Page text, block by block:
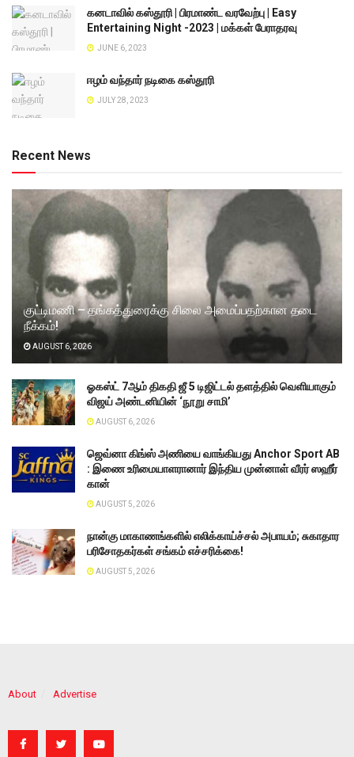
கனடாவில் கஸ்தூரி | பிரமாண்ட வரவேற்பு | Easy
Entertaining Night -2023 | மக்கள் பேராதரவு
JUNE 6, 2023
ஈழம் வந்தார் நடிகை கஸ்தூரி
JULY 28, 2023
Recent News
குட்டிமணி – தங்கத்துரைக்கு சிலை அமைப்பதற்கான தடை
நீக்கம்!
AUGUST 6, 2026
ஓகஸ்ட் 7ஆம் திகதி ஜீ 5 டிஜிட்டல் தளத்தில் வெளியாகும்
விஜய் அண்டனியின் ‘நூறு சாமி’
AUGUST 6, 2026
ஜெவ்னா கிங்ஸ் அணியை வாங்கியது Anchor Sport AB
: இணை உரிமையாளரானார் இந்திய முன்னாள் வீரர் ஸஹீர்
கான்
AUGUST 5, 2026
நான்கு மாகாணங்களில் எலிக்காய்ச்சல் அபாயம்; சுகாதார
பரிசோதகர்கள் சங்கம் எச்சரிக்கை!
AUGUST 5, 2026
About Advertise